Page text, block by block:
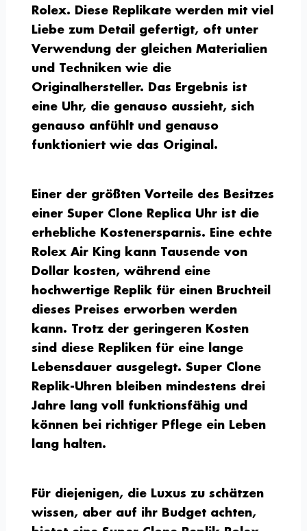
Rolex. Diese Replikate werden mit viel
Liebe zum Detail gefertigt, oft unter
Verwendung der gleichen Materialien
und Techniken wie die
Originalhersteller. Das Ergebnis ist
eine Uhr, die genauso aussieht, sich
genauso anfühlt und genauso
funktioniert wie das Original.
Einer der größten Vorteile des Besitzes
einer Super Clone Replica Uhr ist die
erhebliche Kostenersparnis. Eine echte
Rolex Air King kann Tausende von
Dollar kosten, während eine
hochwertige Replik für einen Bruchteil
dieses Preises erworben werden
kann. Trotz der geringeren Kosten
sind diese Repliken für eine lange
Lebensdauer ausgelegt. Super Clone
Replik-Uhren bleiben mindestens drei
Jahre lang voll funktionsfähig und
können bei richtiger Pflege ein Leben
lang halten.
Für diejenigen, die Luxus zu schätzen
wissen, aber auf ihr Budget achten,